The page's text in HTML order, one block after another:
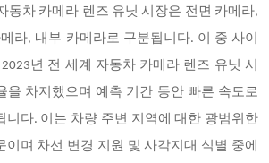
동차 카메라 렌즈 유닛 시장은 전면 카메라,
라, 내부 카메라로 구분됩니다. 이 중 사이
년 전 세계 자동차 카메라 렌즈 유닛 시
을 차지했으며 예측 기간 동안 빠른 속도로
니다. 이는 차량 주변 지역에 대한 광범위한
이며 차선 변경 지원 및 사각지대 식별 중에